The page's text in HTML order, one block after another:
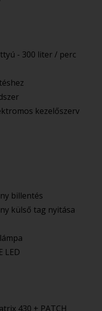
- 300 liter / perc
kezelőszerv
billentés
külső tag nyitása
LED
430 + PATCH